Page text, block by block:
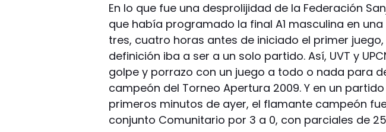
En lo que fue una desprolijidad de la Federación
que había programado la final A1 masculina en
tres, cuatro horas antes de iniciado el primer
definición iba a ser a un solo partido. Así, UVT y
golpe y porrazo con un juego a todo o nada para
campeón del Torneo Apertura 2009. Y en un
primeros minutos de ayer, el flamante campeón fue
conjunto Comunitario por 3 a 0, con parciales de